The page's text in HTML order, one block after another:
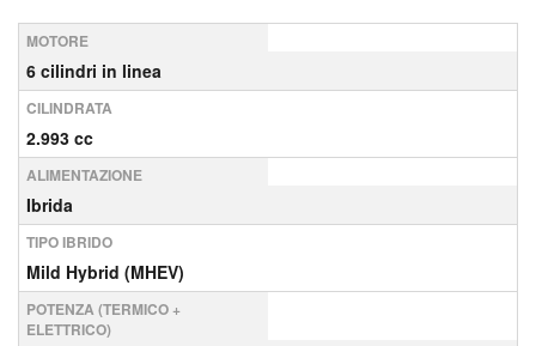
MOTORE
6 cilindri in linea
CILINDRATA
2.993 cc
ALIMENTAZIONE
Ibrida
TIPO IBRIDO
Mild Hybrid (MHEV)
POTENZA (TERMICO +
ELETTRICO)